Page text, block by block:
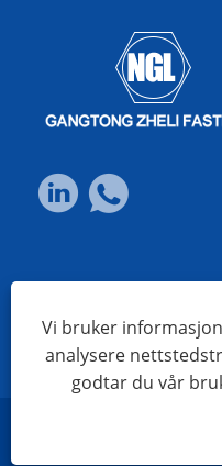
Vi bruker
analysere
godtar du vår